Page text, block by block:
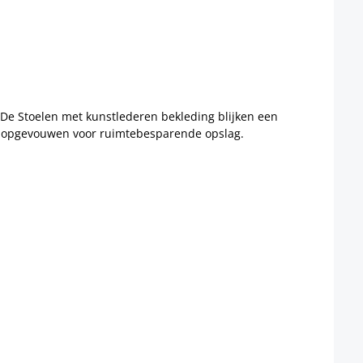
Stoelen met kunstlederen bekleding blijken een
voor ruimtebesparende opslag.